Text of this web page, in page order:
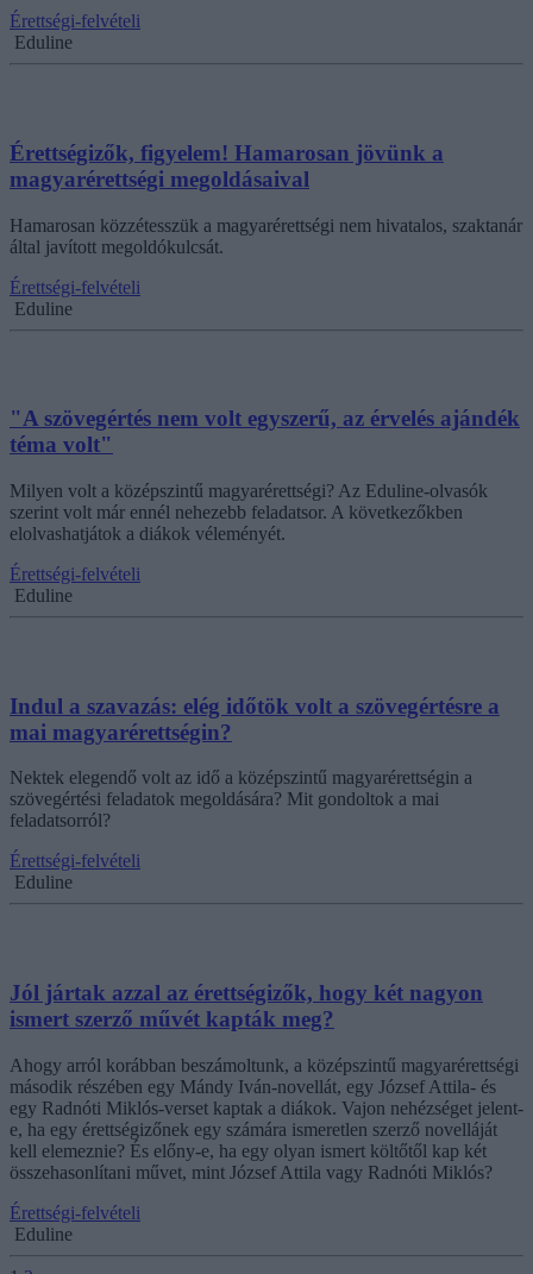
Érettségi-felvételi
Eduline
Érettségizők, figyelem! Hamarosan jövünk a
magyarérettségi megoldásaival
Hamarosan közzétesszük a magyarérettségi nem hivatalos, szaktanár
által javított megoldókulcsát.
Érettségi-felvételi
Eduline
"A szövegértés nem volt egyszerű, az érvelés ajándék
téma volt"
Milyen volt a középszintű magyarérettségi? Az Eduline-olvasók
szerint volt már ennél nehezebb feladatsor. A következőkben
elolvashatjátok a diákok véleményét.
Érettségi-felvételi
Eduline
Indul a szavazás: elég időtök volt a szövegértésre a
mai magyarérettségin?
Nektek elegendő volt az idő a középszintű magyarérettségin a
szövegértési feladatok megoldására? Mit gondoltok a mai
feladatsorról?
Érettségi-felvételi
Eduline
Jól jártak azzal az érettségizők, hogy két nagyon
ismert szerző művét kapták meg?
Ahogy arról korábban beszámoltunk, a középszintű magyarérettségi
második részében egy Mándy Iván-novellát, egy József Attila- és
egy Radnóti Miklós-verset kaptak a diákok. Vajon nehézséget jelent-
e, ha egy érettségizőnek egy számára ismeretlen szerző novelláját
kell elemeznie? És előny-e, ha egy olyan ismert költőtől kap két
összehasonlítani művet, mint József Attila vagy Radnóti Miklós?
Érettségi-felvételi
Eduline